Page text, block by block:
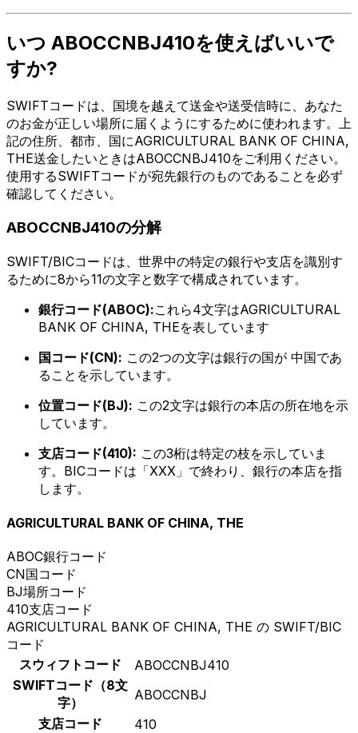
いつ ABOCCNBJ410を使えばいいで
すか?
SWIFTコードは、国境を越えて送金や送受信時に、あなた
のお金が正しい場所に届くようにするために使われます。上
記の住所、都市、国にAGRICULTURAL BANK OF CHINA,
THE送金したいときはABOCCNBJ410をご利用ください。
使用するSWIFTコードが宛先銀行のものであることを必ず
確認してください。
ABOCCNBJ410の分解
SWIFT/BICコードは、世界中の特定の銀行や支店を識別す
るために8から11の文字と数字で構成されています。
銀行コード(ABOC):これら4文字はAGRICULTURAL
BANK OF CHINA, THEを表しています
国コード(CN): この2つの文字は銀行の国が 中国であ
ることを示しています。
位置コード(BJ): この2文字は銀行の本店の所在地を示
しています。
支店コード(410): この3桁は特定の枝を示していま
す。BICコードは「XXX」で終わり、銀行の本店を指
します。
AGRICULTURAL BANK OF CHINA, THE
ABOC銀行コード
CN国コード
BJ場所コード
410支店コード
AGRICULTURAL BANK OF CHINA, THE の SWIFT/BIC
コード
スウィフトコード
ABOCCNBJ410
SWIFTコード（8文
字）
ABOCCNBJ
支店コード
410